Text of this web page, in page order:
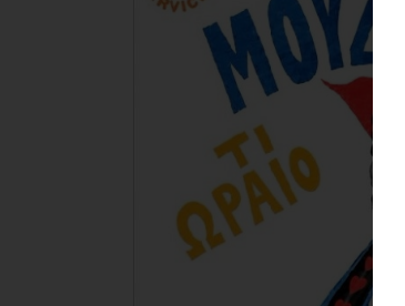
ΑΘΛΗΤΙΣΜΟΣ